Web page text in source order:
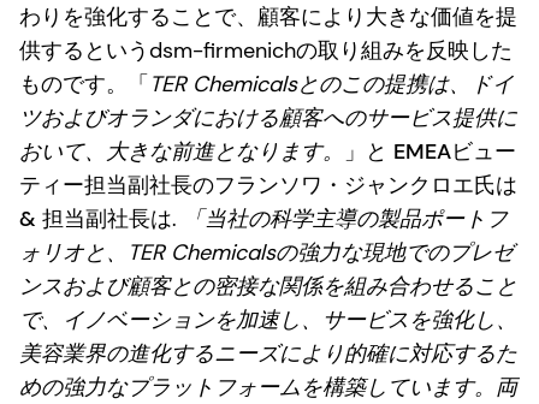
わりを強化することで、顧客により大きな価値を提
供するというdsm-firmenichの取り組みを反映した
ものです。「TER Chemicalsとのこの提携は、ドイ
ツおよびオランダにおける顧客へのサービス提供に
おいて、大きな前進となります。
」と EMEAビュー
ティー担当副社長のフランソワ・ジャンクロエ氏は
& 担当副社長は.
「当社の科学主導の製品ポートフ
ォリオと、TER Chemicalsの強力な現地でのプレゼ
ンスおよび顧客との密接な関係を組み合わせること
で、イノベーションを加速し、サービスを強化し、
美容業界の進化するニーズにより的確に対応するた
めの強力なプラットフォームを構築しています。両